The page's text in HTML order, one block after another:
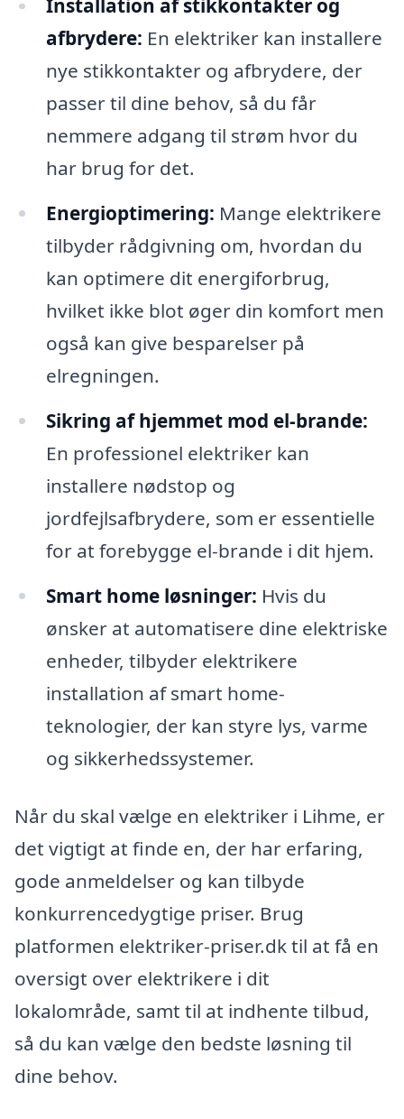
Installation af stikkontakter og
afbrydere: En elektriker kan installere
nye stikkontakter og afbrydere, der
passer til dine behov, så du får
nemmere adgang til strøm hvor du
har brug for det.
Energioptimering: Mange elektrikere
tilbyder rådgivning om, hvordan du
kan optimere dit energiforbrug,
hvilket ikke blot øger din komfort men
også kan give besparelser på
elregningen.
Sikring af hjemmet mod el-brande:
En professionel elektriker kan
installere nødstop og
jordfejlsafbrydere, som er essentielle
for at forebygge el-brande i dit hjem.
Smart home løsninger: Hvis du
ønsker at automatisere dine elektriske
enheder, tilbyder elektrikere
installation af smart home-
teknologier, der kan styre lys, varme
og sikkerhedssystemer.
Når du skal vælge en elektriker i Lihme, er
det vigtigt at finde en, der har erfaring,
gode anmeldelser og kan tilbyde
konkurrencedygtige priser. Brug
platformen elektriker-priser.dk til at få en
oversigt over elektrikere i dit
lokalområde, samt til at indhente tilbud,
så du kan vælge den bedste løsning til
dine behov.